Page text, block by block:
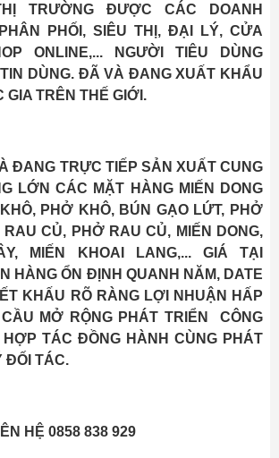
TRƯỜNG ĐƯỢC CÁC DOANH
PHỐI, SIÊU THỊ, ĐẠI LÝ, CỬA
ONLINE,... NGƯỜI TIÊU DÙNG
DÙNG. ĐÃ VÀ ĐANG XUẤT KHẨU
GIA TRÊN THẾ GIỚI.
ĐANG TRỰC TIẾP SẢN XUẤT CUNG
LỚN CÁC MẶT HÀNG MIẾN DONG
PHỞ KHÔ, BÚN GẠO LỨT, PHỞ
CỦ, PHỞ RAU CỦ, MIẾN DONG,
MIẾN KHOAI LANG,... GIÁ TẠI
HÀNG ỔN ĐỊNH QUANH NĂM, DATE
KHẤU RÕ RÀNG LỢI NHUẬN HẤP
MỞ RỘNG PHÁT TRIỂN CÔNG
HỢP TÁC ĐỒNG HÀNH CÙNG PHÁT
ĐỐI TÁC.
HỆ 0858 838 929